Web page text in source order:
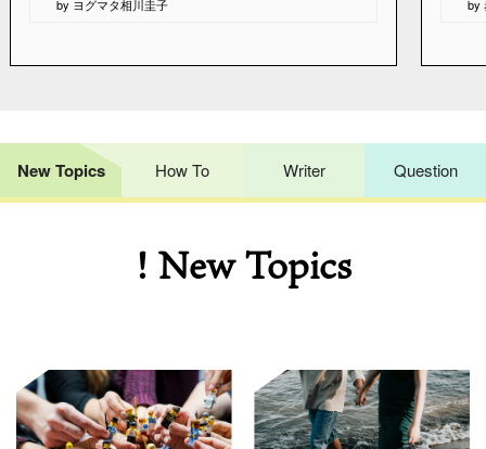
by ヨグマタ相川圭子 by
New Topics How To Writer Question
! New Topics